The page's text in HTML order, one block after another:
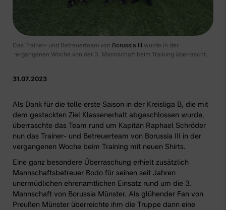
Das Trainer- und Betreuerteam von Borussia III wurde in der
vergangenen Woche von der 3. Mannschaft beim Training überrascht.
31.07.2023
Als Dank für die tolle erste Saison in der Kreisliga B, die mit
dem gesteckten Ziel Klassenerhalt abgeschlossen wurde,
überraschte das Team rund um Kapitän Raphael Schröder
nun das Trainer- und Betreuerteam von Borussia III in der
vergangenen Woche beim Training mit neuen Shirts.
Eine ganz besondere Überraschung erhielt zusätzlich
Mannschaftsbetreuer Bodo für seinen seit Jahren
unermüdlichen ehrenamtlichen Einsatz rund um die 3.
Mannschaft von Borussia Münster. Als glühender Fan von
Preußen Münster überreichte ihm die Truppe dann eine